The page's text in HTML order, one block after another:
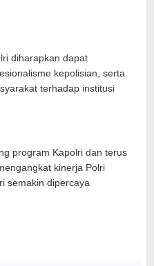
diharapkan dapat
kepolisian, serta
terhadap institusi
program Kapolri dan terus
kinerja Polri
semakin dipercaya